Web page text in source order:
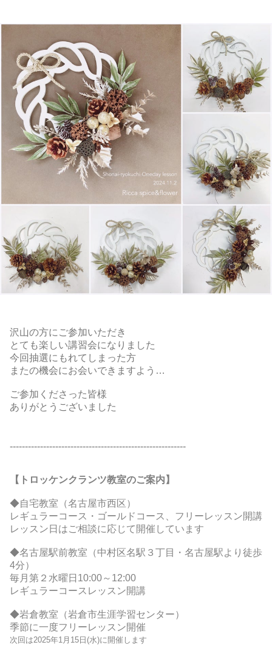
沢山の方にご参加いただき
とても楽しい講習会になりました
今回抽選にもれてしまった方
またの機会にお会いできますよう…
ご参加くださった皆様
ありがとうございました
----------------------------------------------------------
【トロッケンクランツ教室のご案内】
◆自宅教室（名古屋市西区）
レギュラーコース・ゴールドコース、フリーレッスン開講
レッスン日はご相談に応じて開催しています
◆名古屋駅前教室（中村区名駅３丁目・名古屋駅より徒歩
4分）
毎月第２水曜日10:00～12:00
レギュラーコースレッスン開講
◆岩倉教室（岩倉市生涯学習センター）
季節に一度フリーレッスン開催
次回は2025年1月15日(水)に開催します